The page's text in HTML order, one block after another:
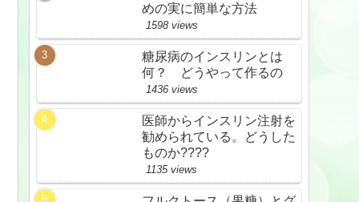
めの実に簡単な方法
1598 views
糖尿病のインスリンとは
何？ どうやって作るの
1436 views
医師からインスリン注射を
勧められている。どうした
ものか????
1135 views